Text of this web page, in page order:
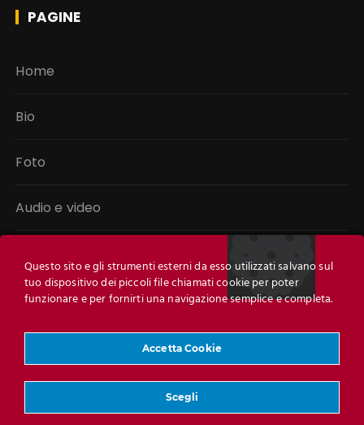
PAGINE
Home
Bio
Foto
Audio e video
Link
Questo sito e gli strumenti esterni da esso utilizzati salvano sul
tuo dispositivo dei piccoli file chiamati cookie per poter
funzionare e per fornirti una navigazione semplice e completa.
Accetta Cookie
Scegli